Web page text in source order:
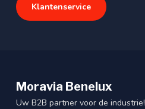
Klantenservice
Moravia Benelux
Uw B2B partner voor de industrie!